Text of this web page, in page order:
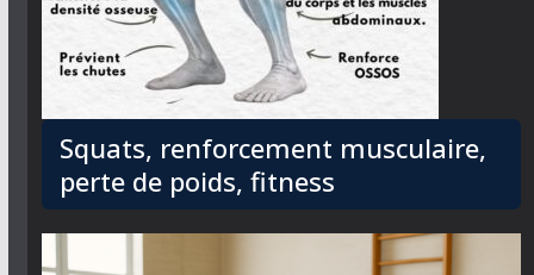
Squats, renforcement musculaire,
perte de poids, fitness